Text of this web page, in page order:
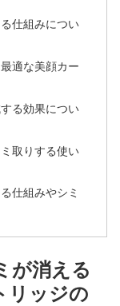
仕組みについ
適な美顔カー
る効果につい
取りする使い
仕組みやシミ
が消える
リッジの